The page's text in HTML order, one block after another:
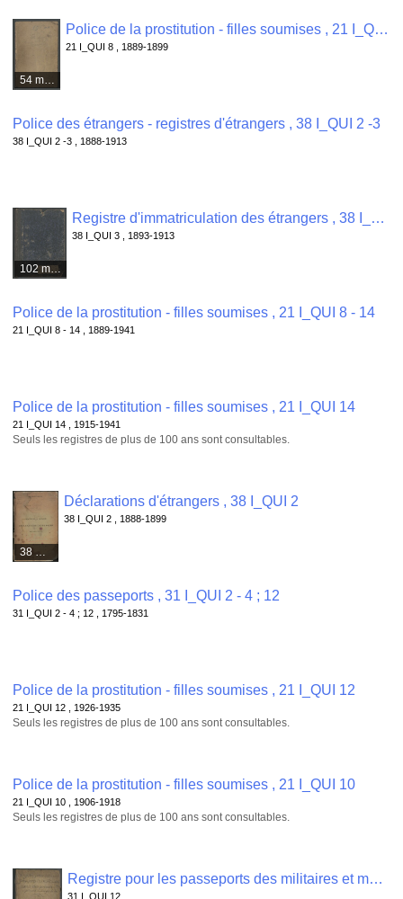
Police de la prostitution - filles soumises , 21 I_QUI 8
21 I_QUI 8 , 1889-1899
Police des étrangers - registres d'étrangers , 38 I_QUI 2 -3
38 I_QUI 2 -3 , 1888-1913
102 médias
Registre d'immatriculation des étrangers , 38 I_QUI 3
38 I_QUI 3 , 1893-1913
Police de la prostitution - filles soumises , 21 I_QUI 8 - 14
21 I_QUI 8 - 14 , 1889-1941
Police de la prostitution - filles soumises , 21 I_QUI 14
21 I_QUI 14 , 1915-1941
Seuls les registres de plus de 100 ans sont consultables.
Déclarations d'étrangers , 38 I_QUI 2
38 I_QUI 2 , 1888-1899
Police des passeports , 31 I_QUI 2 - 4 ; 12
31 I_QUI 2 - 4 ; 12 , 1795-1831
Police de la prostitution - filles soumises , 21 I_QUI 12
21 I_QUI 12 , 1926-1935
Seuls les registres de plus de 100 ans sont consultables.
Police de la prostitution - filles soumises , 21 I_QUI 10
21 I_QUI 10 , 1906-1918
Seuls les registres de plus de 100 ans sont consultables.
Registre pour les passeports des militaires et marins passants , 31 I_QUI 12
31 I_QUI 12